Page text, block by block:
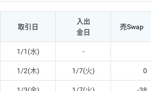
取引日
入出
金日
売Swap
1/1(水) -
1/2(木) 1/7(火) 0